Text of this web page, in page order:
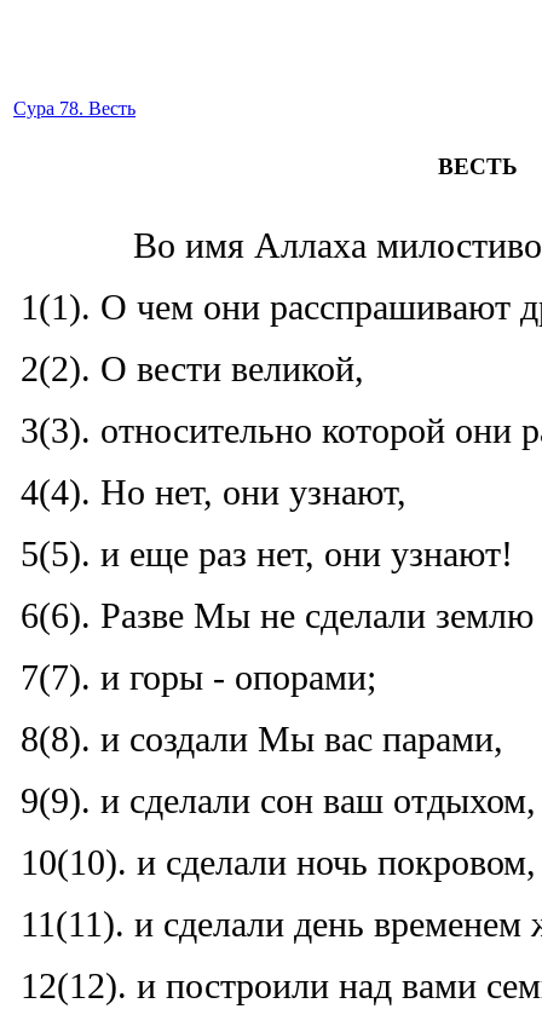
Сура 78. Весть
ВЕСТЬ
Во имя Аллаха
1(1). О чем они расспрашивают
2(2). О вести великой,
3(3). относительно которой они
4(4). Но нет, они узнают,
5(5). и еще раз нет, они узнают!
6(6). Разве Мы не сделали землю
7(7). и горы - опорами;
8(8). и создали Мы вас парами,
9(9). и сделали сон ваш отдыхом,
10(10). и сделали ночь покровом,
11(11). и сделали день временем
12(12). и построили над вами